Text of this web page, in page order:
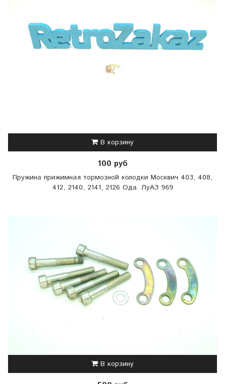
В корзину
100 руб
Пружина прижимная тормозной колодки Москвич 403, 408,
412, 2140, 2141, 2126 Ода. ЛуАЗ 969
В корзину